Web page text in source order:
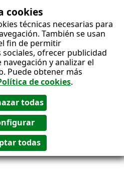
cookies
técnicas necesarias para
También se usan
fin de permitir
ofrecer publicidad
y analizar el
Puede obtener más
de cookies.